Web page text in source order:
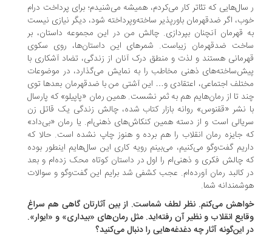
که تئاتر کار می‌کردم، همیشه می‌شنیدم؛ برای پرداخت درام
اگر ضدقهرمان باورپذیر ساخته‌وپرداخته شود، دیگر نیازی نیست
قهرمان آنچنان بپردازی. چالش من در این مجموعه داستان، بر
ضدقهرمان زیباست. شمرهای این داستان‌ها، روی سکوی
هستند و لذت و منطق درک آنان از زندگی، تضاد آشکاری با
ذهنی مخاطب را به نمایش می‌گذارد، در موضوعات
اجتماعی، اعتقادی و… این آشتی من با ضدقهرمان بعدها توی
تا از رمان‌هایم هم به ثمر نشست. همین رمان «پاپیلو» که پارسال
نشر «ققنوس» روانه بازار کتاب شده، چالش زندگی یک قاتل زن
است و از دسته همین کنکاش‌های ذهنی‌ام. یا رمان «بی‌داد»
جایزه رمان انقلاب را هم برده و هنوز چاپ نشده است. حالا که
گفت‌وگو می‌کنیم، می‌بینم رویه کاری این سال‌هایم اینطور بوده
چالش فکری و ذهنی‌ام را اول در داستان کوتاه محک زده‌ام و بعد
کالبد رمان آورده‌ام. عجب کشفی شد برایم این گفت‌وگو و سوالات
شما.
می‌کنم. نظر لطف شماست. از بین آثارتان گاهی هم سراغ
انقلاب و نظیر آن رفته‌اید. مثل رمان‌های «بیداری» و «ایوار».
این‌گونه آثار چه دغدغه‌هایی را دنبال می‌کنید؟